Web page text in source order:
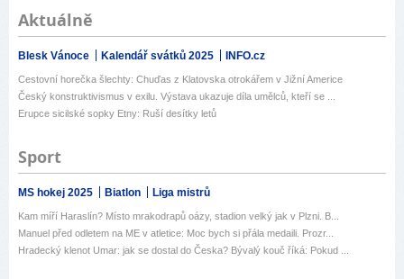
Aktuálně
Blesk Vánoce Kalendář svátků 2025 INFO.cz
Cestovní horečka šlechty: Chuďas z Klatovska otrokářem v Jižní Americe
Český konstruktivismus v exilu. Výstava ukazuje díla umělců, kteří se ...
Erupce sicilské sopky Etny: Ruší desítky letů
Sport
MS hokej 2025 Biatlon Liga mistrů
Kam míří Haraslín? Místo mrakodrapů oázy, stadion velký jak v Plzni. B...
Manuel před odletem na ME v atletice: Moc bych si přála medaili. Prozr...
Hradecký klenot Umar: jak se dostal do Česka? Bývalý kouč říká: Pokud ...